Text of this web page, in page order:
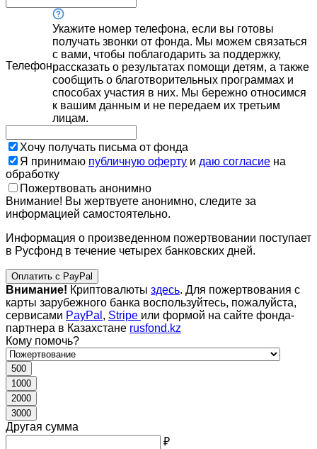
Телефон
Укажите номер телефона, если вы готовы
получать звонки от фонда. Мы можем связаться
с вами, чтобы поблагодарить за поддержку,
рассказать о результатах помощи детям, а также
сообщить о благотворительных программах и
способах участия в них. Мы бережно относимся
к вашим данным и не передаем их третьим
лицам.
Хочу получать письма от фонда
Я принимаю публичную оферту и даю согласие на
обработку
Пожертвовать анонимно
Внимание! Вы жертвуете анонимно, следите за
информацией самостоятельно.
Информация о произведенном пожертвовании поступает
в Русфонд в течение четырех банковских дней.
Оплатить с PayPal
Внимание! Криптовалюты здесь. Для пожертвования с
карты зарубежного банка воспользуйтесь, пожалуйста,
сервисами PayPal , Stripe или формой на сайте фонда-
партнера в Казахстане rusfond.kz
Кому помочь?
500
1000
2000
3000
Другая сумма
₽